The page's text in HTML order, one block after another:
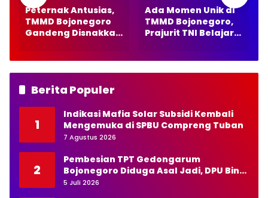
Peternak Antusias,
TMMD Bojonegoro
Gandeng Disnakkan
Ada Momen Unik di
TMMD Bojonegoro,
Prajurit TNI Belajar
Berita Populer
1
Indikasi Mafia Solar Subsidi Kembali
Mengemuka di SPBU Compreng Tuban
7 Agustus 2026
2
Pembesian TPT Gedongarum
Bojonegoro Diduga Asal Jadi, DPU Bina
Marga Diminta Bertindak Tegas
5 Juli 2026